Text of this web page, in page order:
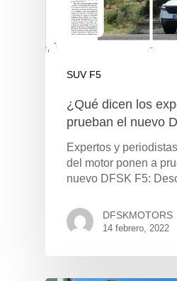
SUV F5
¿Qué dicen los
prueban el nuevo
Expertos y
del motor ponen a
nuevo DFSK F5:
DFSKMOTORS
14 febrero, 2022